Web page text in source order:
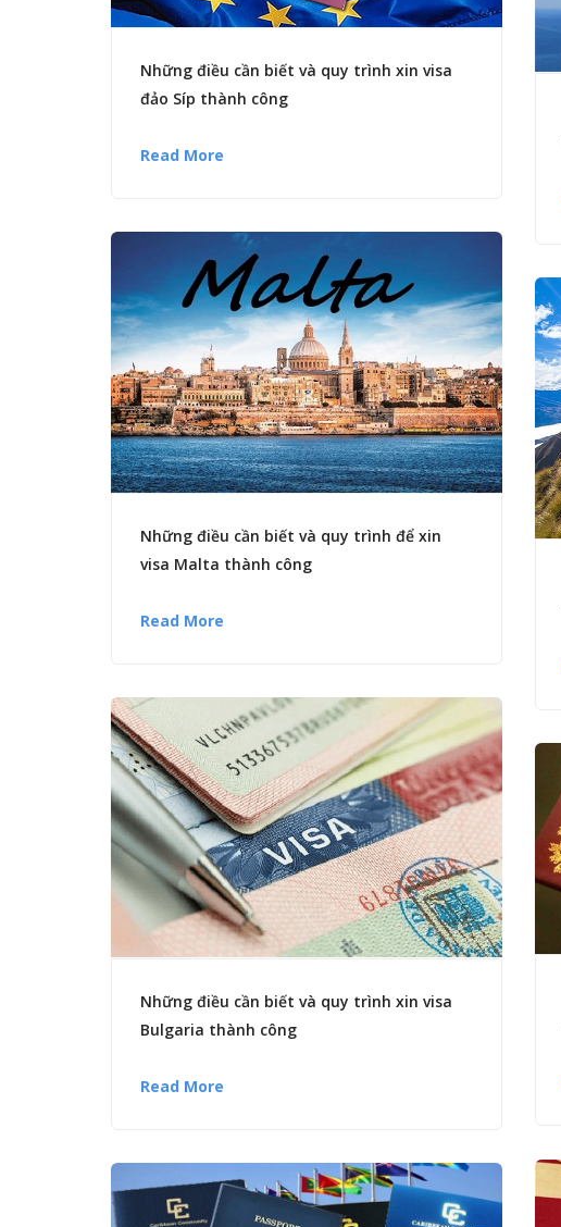
Những điều cần biết và quy trình xin visa
đảo Síp thành công
Read More
Những điều cần biết và quy trình để xin
visa Malta thành công
Read More
Những điều cần biết và quy trình xin visa
Bulgaria thành công
Read More